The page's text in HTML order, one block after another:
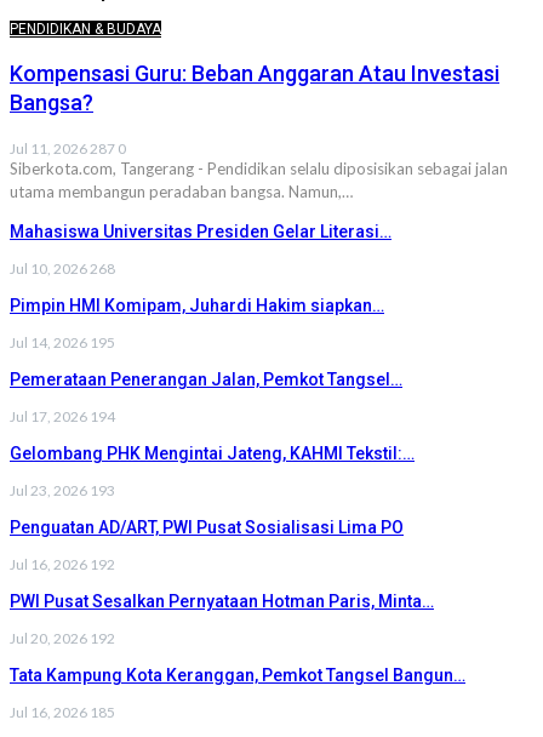
PENDIDIKAN & BUDAYA
Kompensasi Guru: Beban Anggaran Atau Investasi
Bangsa?
Jul 11, 2026 287 0
Siberkota.com, Tangerang - Pendidikan selalu diposisikan sebagai jalan
utama membangun peradaban bangsa. Namun,…
Mahasiswa Universitas Presiden Gelar Literasi…
Jul 10, 2026 268
Pimpin HMI Komipam, Juhardi Hakim siapkan…
Jul 14, 2026 195
Pemerataan Penerangan Jalan, Pemkot Tangsel…
Jul 17, 2026 194
Gelombang PHK Mengintai Jateng, KAHMI Tekstil:…
Jul 23, 2026 193
Penguatan AD/ART, PWI Pusat Sosialisasi Lima PO
Jul 16, 2026 192
PWI Pusat Sesalkan Pernyataan Hotman Paris, Minta…
Jul 20, 2026 192
Tata Kampung Kota Keranggan, Pemkot Tangsel Bangun…
Jul 16, 2026 185